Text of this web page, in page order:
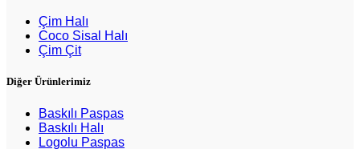
Çim Halı
Coco Sisal Halı
Çim Çit
Diğer Ürünlerimiz
Baskılı Paspas
Baskılı Halı
Logolu Paspas